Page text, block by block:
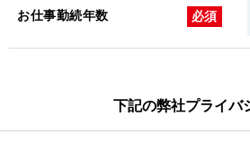
お仕事勤続年数 必須
下記の弊社プライバ